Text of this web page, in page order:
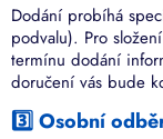
Dodání probíhá
podvalu). Pro
termínu dodání
doručení vás bude
3️⃣ Osobní